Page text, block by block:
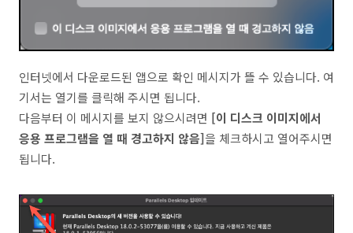
인터넷에서 다운로드된 앱으로 확인 메시지가 뜰 수 있습니다. 여
기서는 열기를 클릭해 주시면 됩니다.
다음부터 이 메시지를 보지 않으시려면 [이 디스크 이미지에서
응용 프로그램을 열 때 경고하지 않음]을 체크하시고 열어주시면
됩니다.